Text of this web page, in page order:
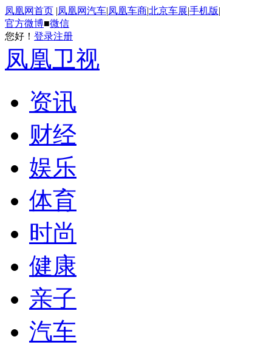
凤凰网首页 |凤凰网汽车|凤凰车商|北京车展|手机版|
官方微博■微信
您好！ 登录注册
凤凰卫视
资讯
财经
娱乐
体育
时尚
健康
亲子
汽车